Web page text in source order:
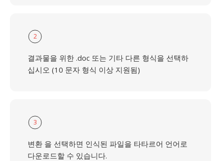
2
결과물을 위한 .doc 또는 기타 다른 형식을 선택하
십시오 (10 문자 형식 이상 지원됨)
3
변환 을 선택하면 인식된 파일을 타타르어 언어로
다운로드할 수 있습니다.